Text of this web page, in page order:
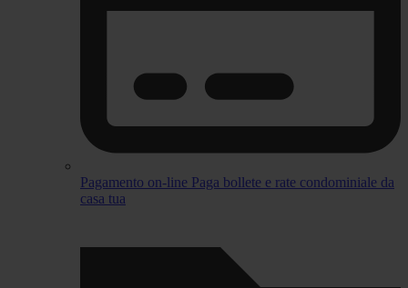
Pagamento on-line Paga bollete e rate condominiale da
casa tua